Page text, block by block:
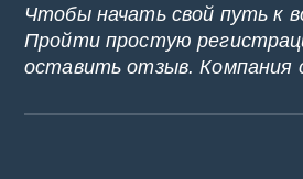
Чтобы начать свой путь к
Пройти простую
оставить отзыв. Компания